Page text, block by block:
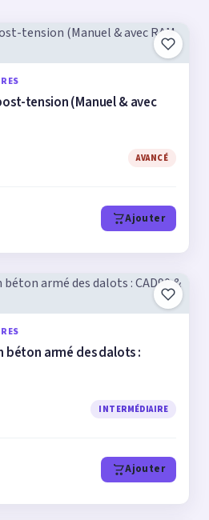
tension (Manuel & avec
AVANCÉ
Ajouter
béton armé des dalots :
INTERMÉDIAIRE
Ajouter